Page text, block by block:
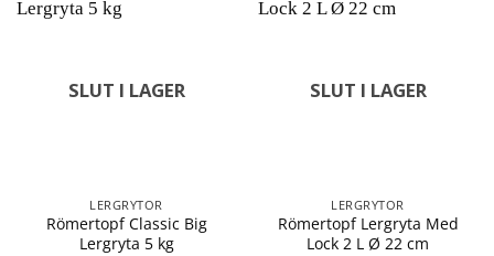
SLUT I LAGER
LERGRYTOR
Römertopf Classic Big
Lergryta 5 kg
SLUT I LAGER
LERGRYTOR
Römertopf Lergryta Med
Lock 2 L Ø 22 cm